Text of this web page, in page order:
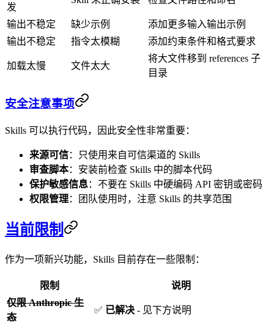
发
输出不稳定 缺少示例
添加更多输入输出示例
输出不稳定
指令太模糊 添加约束条件和格式要求
加载太慢 文件太大
将大文件移到 references 子
目录
安全注意事项
Skills 可以执行代码，因此安全性非常重要：
来源可信：只使用来自可信渠道的 Skills
审查脚本：安装前检查 Skills 中的脚本代码
保护敏感信息：不要在 Skills 中硬编码 API 密钥或密码
权限管理：团队使用时，注意 Skills 的共享范围
当前限制
作为一项新兴功能，Skills 目前存在一些限制：
限制
说明
仅限 Anthropic 生
态
✅ 已解决 - 见下方说明